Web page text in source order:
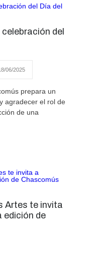
del
06/2025
prepara un
agradecer el rol de
de una
Artes te invita
edición de